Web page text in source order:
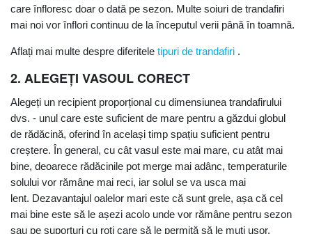
care înfloresc doar o dată pe sezon. Multe soiuri de trandafiri
mai noi vor înflori continuu de la începutul verii până în toamnă.
Aflați mai multe despre diferitele tipuri de trandafiri .
2. ALEGEȚI VASOUL CORECT
Alegeți un recipient proporțional cu dimensiunea trandafirului
dvs. - unul care este suficient de mare pentru a găzdui globul
de rădăcină, oferind în același timp spațiu suficient pentru
creștere. În general, cu cât vasul este mai mare, cu atât mai
bine, deoarece rădăcinile pot merge mai adânc, temperaturile
solului vor rămâne mai reci, iar solul se va usca mai
lent. Dezavantajul oalelor mari este că sunt grele, așa că cel
mai bine este să le așezi acolo unde vor rămâne pentru sezon
sau pe suporturi cu roți care să le permită să le muți ușor.